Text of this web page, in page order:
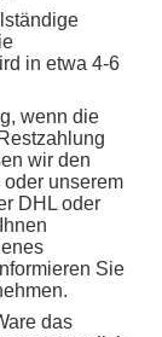
in etwa 4-6
wenn die
wir den
unserem
DHL oder
Sie
das